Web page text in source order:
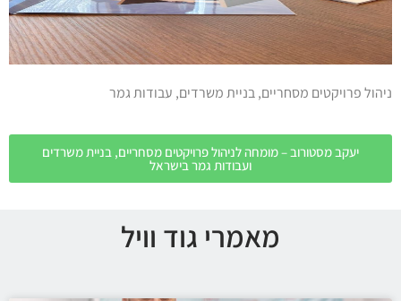
ניהול פרויקטים מסחריים, בניית משרדים, עבודות גמר
יעקב מסטורוב – מומחה לניהול פרויקטים מסחריים, בניית משרדים
ועבודות גמר בישראל
מאמרי גוד וויל